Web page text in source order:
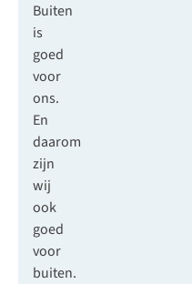
Buiten
is
goed
voor
ons.
En
daarom
zijn
wij
ook
goed
voor
buiten.